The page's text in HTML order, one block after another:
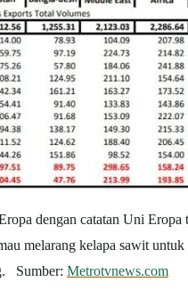
dengan catatan Uni Eropa
melarang kelapa sawit
Sumber: Metrotvnews.com